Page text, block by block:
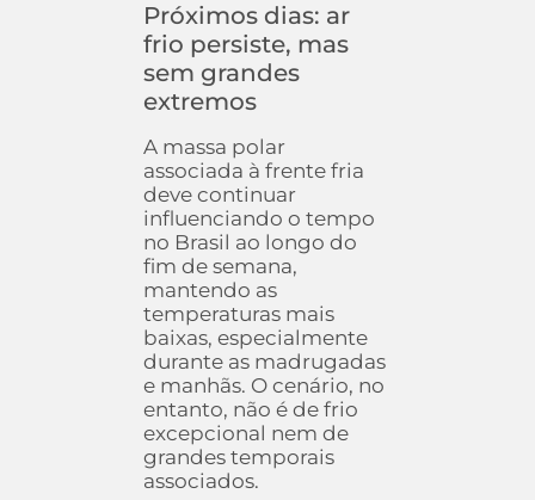
Próximos dias: ar
frio persiste, mas
sem grandes
extremos
A massa polar
associada à frente fria
deve continuar
influenciando o tempo
no Brasil ao longo do
fim de semana,
mantendo as
temperaturas mais
baixas, especialmente
durante as madrugadas
e manhãs. O cenário, no
entanto, não é de frio
excepcional nem de
grandes temporais
associados.